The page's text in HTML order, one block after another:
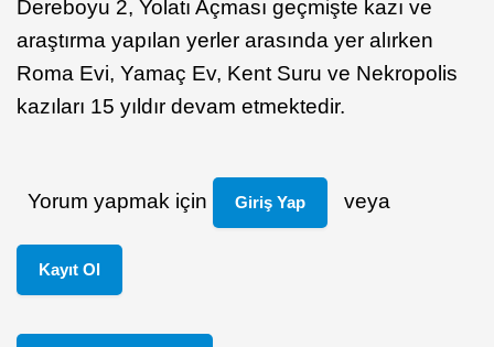
Dereboyu 2, Yolatı Açması geçmişte kazı ve
araştırma yapılan yerler arasında yer alırken
Roma Evi, Yamaç Ev, Kent Suru ve Nekropolis
kazıları 15 yıldır devam etmektedir.
Yorum yapmak için Giriş Yap veya
Kayıt Ol